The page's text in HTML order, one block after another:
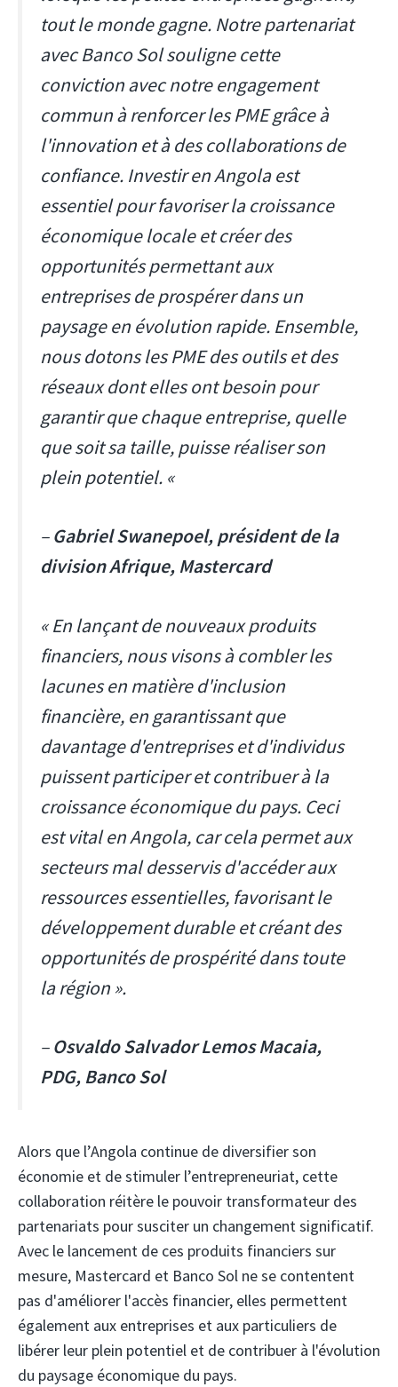
tout le monde gagne. Notre partenariat
avec Banco Sol souligne cette
conviction avec notre engagement
commun à renforcer les PME grâce à
l'innovation et à des collaborations de
confiance. Investir en Angola est
essentiel pour favoriser la croissance
économique locale et créer des
opportunités permettant aux
entreprises de prospérer dans un
paysage en évolution rapide. Ensemble,
nous dotons les PME des outils et des
réseaux dont elles ont besoin pour
garantir que chaque entreprise, quelle
que soit sa taille, puisse réaliser son
plein potentiel. «
–Gabriel Swanepoel, président de la
division Afrique, Mastercard
« En lançant de nouveaux produits
financiers, nous visons à combler les
lacunes en matière d'inclusion
financière, en garantissant que
davantage d'entreprises et d'individus
puissent participer et contribuer à la
croissance économique du pays. Ceci
est vital en Angola, car cela permet aux
secteurs mal desservis d'accéder aux
ressources essentielles, favorisant le
développement durable et créant des
opportunités de prospérité dans toute
la région ».
–Osvaldo Salvador Lemos Macaia,
PDG, Banco Sol
Alors que l’Angola continue de diversifier son
économie et de stimuler l’entrepreneuriat, cette
collaboration réitère le pouvoir transformateur des
partenariats pour susciter un changement significatif.
Avec le lancement de ces produits financiers sur
mesure, Mastercard et Banco Sol ne se contentent
pas d'améliorer l'accès financier, elles permettent
également aux entreprises et aux particuliers de
libérer leur plein potentiel et de contribuer à l'évolution
du paysage économique du pays.